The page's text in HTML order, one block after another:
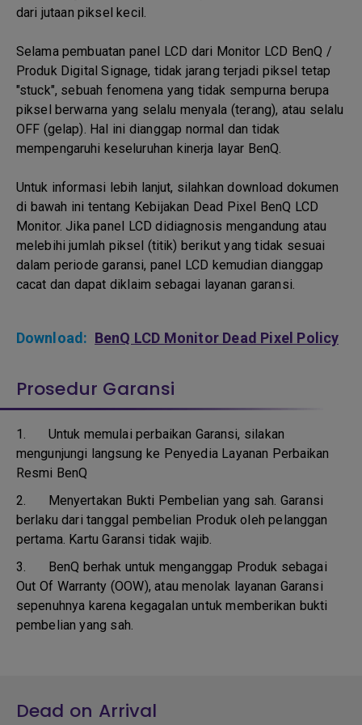
dari jutaan piksel kecil.
Selama pembuatan panel LCD dari Monitor LCD BenQ /
Produk Digital Signage, tidak jarang terjadi piksel tetap
"stuck", sebuah fenomena yang tidak sempurna berupa
piksel berwarna yang selalu menyala (terang), atau selalu
OFF (gelap). Hal ini dianggap normal dan tidak
mempengaruhi keseluruhan kinerja layar BenQ.
Untuk informasi lebih lanjut, silahkan download dokumen
di bawah ini tentang Kebijakan Dead Pixel BenQ LCD
Monitor. Jika panel LCD didiagnosis mengandung atau
melebihi jumlah piksel (titik) berikut yang tidak sesuai
dalam periode garansi, panel LCD kemudian dianggap
cacat dan dapat diklaim sebagai layanan garansi.
Download: BenQ LCD Monitor Dead Pixel Policy
Prosedur Garansi
1. Untuk memulai perbaikan Garansi, silakan
mengunjungi langsung ke Penyedia Layanan Perbaikan
Resmi BenQ
2. Menyertakan Bukti Pembelian yang sah. Garansi
berlaku dari tanggal pembelian Produk oleh pelanggan
pertama. Kartu Garansi tidak wajib.
3. BenQ berhak untuk menganggap Produk sebagai
Out Of Warranty (OOW), atau menolak layanan Garansi
sepenuhnya karena kegagalan untuk memberikan bukti
pembelian yang sah.
Dead on Arrival